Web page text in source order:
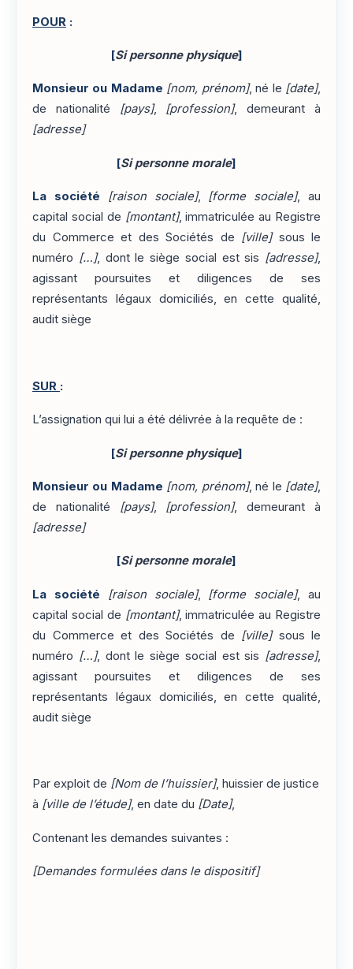
POUR :
[Si personne physique]
Monsieur ou Madame [nom, prénom], né le [date],
de nationalité [pays], [profession], demeurant à
[adresse]
[Si personne morale]
La société [raison sociale], [forme sociale], au
capital social de [montant], immatriculée au Registre
du Commerce et des Sociétés de [ville]sous le
numéro […], dont le siège social est sis [adresse],
agissant poursuites et diligences de ses
représentants légaux domiciliés, en cette qualité,
audit siège
SUR :
L’assignation qui lui a été délivrée à la requête de :
[Si personne physique]
Monsieur ou Madame [nom, prénom], né le [date],
de nationalité [pays], [profession], demeurant à
[adresse]
[Si personne morale]
La société [raison sociale], [forme sociale], au
capital social de [montant], immatriculée au Registre
du Commerce et des Sociétés de [ville]sous le
numéro […], dont le siège social est sis [adresse],
agissant poursuites et diligences de ses
représentants légaux domiciliés, en cette qualité,
audit siège
Par exploit de [Nom de l’huissier], huissier de justice
à [ville de l’étude], en date du [Date],
Contenant les demandes suivantes :
[Demandes formulées dans le dispositif]